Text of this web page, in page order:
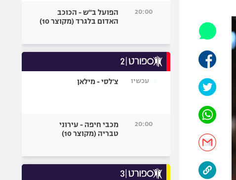
אופניים
כדורמים
פוטבול אמריקאי NFL
בייסבול MLB
גיימינג E-Sports
20:00
הפועל ב"ש - הכוכב
האדום בלגרד (מקוצר 10)
עכשיו צ'לסי - מילאן
20:00
מכבי חיפה - עירוני
טבריה (מקוצר 10)